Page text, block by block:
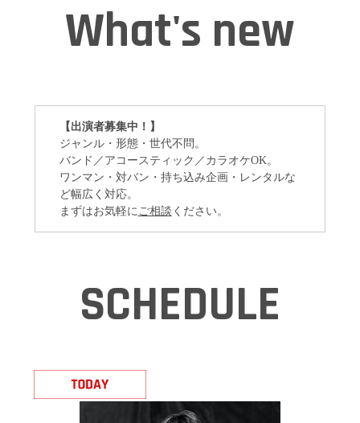
What's new
【出演者募集中！】
ジャンル・形態・世代不問。
バンド／アコースティック／カラオケOK。
ワンマン・対バン・持ち込み企画・レンタルな
ど幅広く対応。
まずはお気軽にご相談 ください。
SCHEDULE